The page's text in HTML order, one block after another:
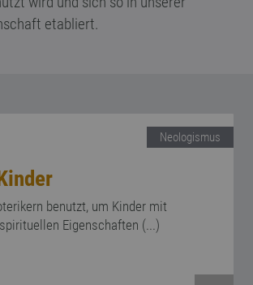
etabliert.
Neologismus
benutzt, um Kinder mit
Eigenschaften (...)